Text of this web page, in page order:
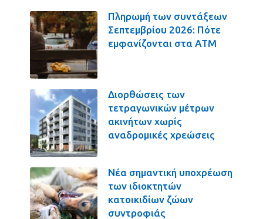
Πληρωμή των συντάξεων
Σεπτεμβρίου 2026: Πότε
εμφανίζονται στα ΑΤΜ
Διορθώσεις των
τετραγωνικών μέτρων
ακινήτων χωρίς
αναδρομικές χρεώσεις
Νέα σημαντική υποχρέωση
των ιδιοκτητών
κατοικιδίων ζώων
συντροφιάς